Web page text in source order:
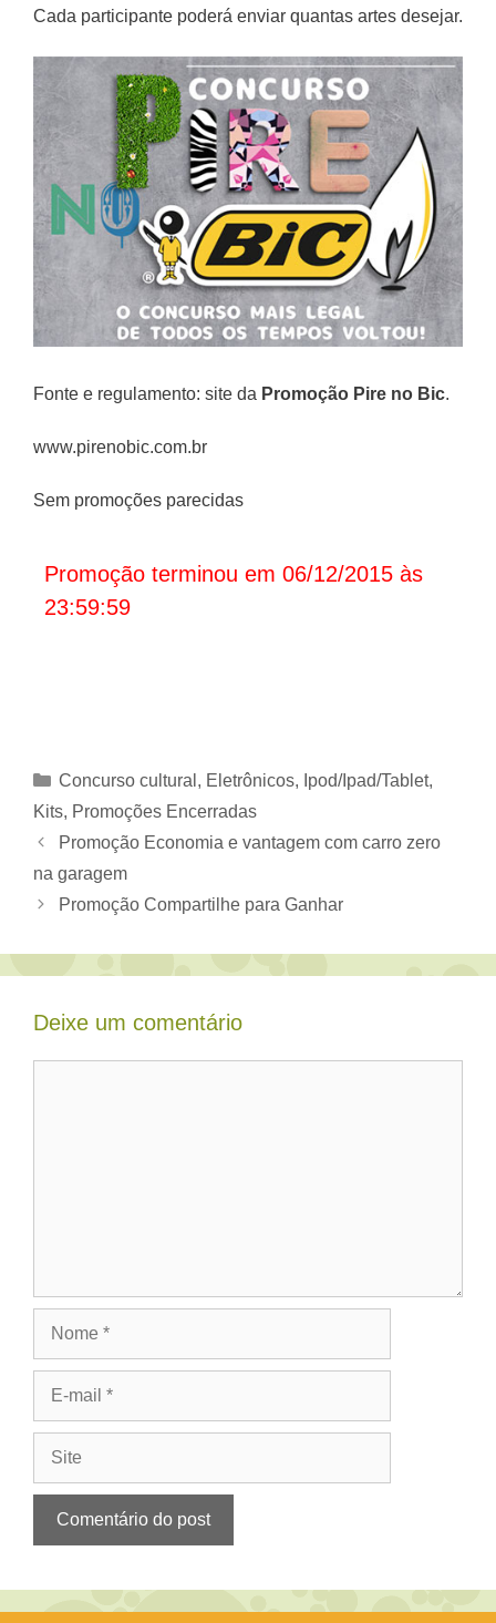
Cada participante poderá enviar quantas artes desejar.
Fonte e regulamento: site da Promoção Pire no Bic.
www.pirenobic.com.br
Sem promoções parecidas
Promoção terminou em 06/12/2015 às
23:59:59
Categorias
Concurso cultural , Eletrônicos, Ipod/Ipad/Tablet,
Kits, Promoções Encerradas
Promoção Economia e vantagem com carro zero
na garagem
Promoção Compartilhe para Ganhar
Deixe um comentário